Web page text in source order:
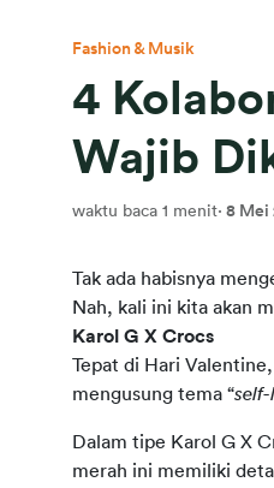
Fashion & Musik
4
Wajib
waktu baca 1 menit· 8 Mei
Tak ada habisnya
Nah, kali ini kita akan
Karol G X Crocs
Tepat di Hari
mengusung tema “self-
Dalam tipe Karol G X
merah ini memiliki